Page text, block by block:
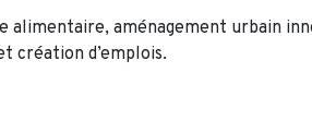
alimentaire, aménagement urbain
création d’emplois.